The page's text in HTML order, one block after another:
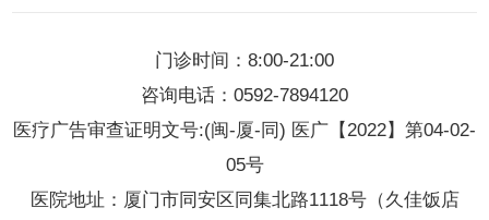
门诊时间：8:00-21:00
咨询电话：0592-7894120
医疗广告审查证明文号:(闽-厦-同) 医广【2022】第04-02-
05号
医院地址：厦门市同安区同集北路1118号（久佳饭店